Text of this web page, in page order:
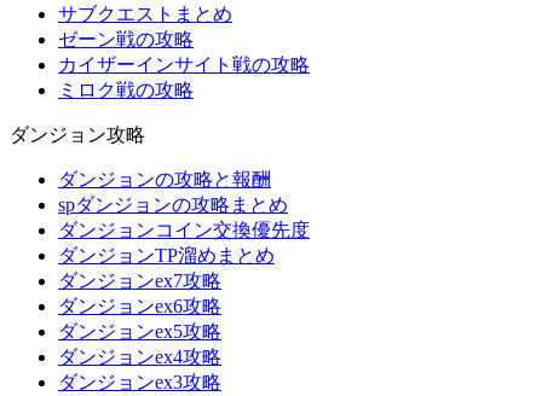
サブクエストまとめ
ゼーン戦の攻略
カイザーインサイト戦の攻略
ミロク戦の攻略
ダンジョン攻略
ダンジョンの攻略と報酬
spダンジョンの攻略まとめ
ダンジョンコイン交換優先度
ダンジョンTP溜めまとめ
ダンジョンex7攻略
ダンジョンex6攻略
ダンジョンex5攻略
ダンジョンex4攻略
ダンジョンex3攻略